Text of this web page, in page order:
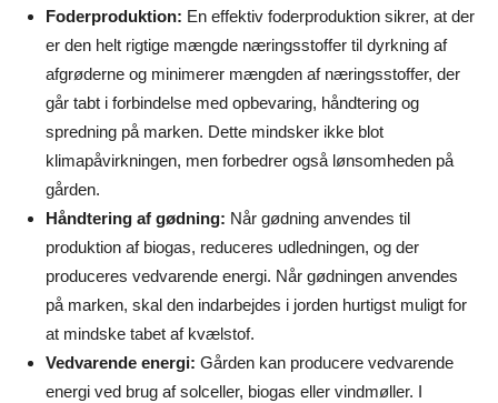
Foderproduktion: En effektiv foderproduktion sikrer, at der
er den helt rigtige mængde næringsstoffer til dyrkning af
afgrøderne og minimerer mængden af næringsstoffer, der
går tabt i forbindelse med opbevaring, håndtering og
spredning på marken. Dette mindsker ikke blot
klimapåvirkningen, men forbedrer også lønsomheden på
gården.
Håndtering af gødning: Når gødning anvendes til
produktion af biogas, reduceres udledningen, og der
produceres vedvarende energi. Når gødningen anvendes
på marken, skal den indarbejdes i jorden hurtigst muligt for
at mindske tabet af kvælstof.
Vedvarende energi: Gården kan producere vedvarende
energi ved brug af solceller, biogas eller vindmøller. I